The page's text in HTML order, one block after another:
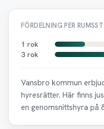
FÖRDELNING PER
1 rok
3 rok
Vansbro kommun
hyresrätter. Här finns
en genomsnittshyra på